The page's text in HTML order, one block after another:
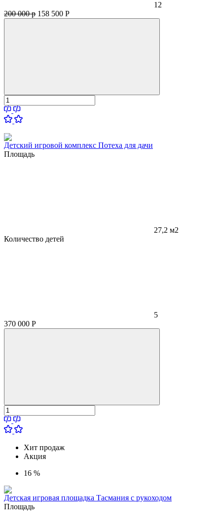
12
200 000 р 158 500 Р
Детский игровой комплекс Потеха для дачи
Площадь
27,2 м2
Количество детей
5
370 000 Р
Хит продаж
Акция
16 %
Детская игровая площадка Тасмания с рукоходом
Площадь